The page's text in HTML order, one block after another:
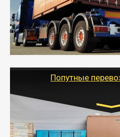
- Доставка фурой до 20 т
объемов грузов,
паллеты и россыпью в
России с гарантией полной
- Тайгер Логистик
грузоперевозкам для
Попутные
Газель (1,5 и 3 тонны),